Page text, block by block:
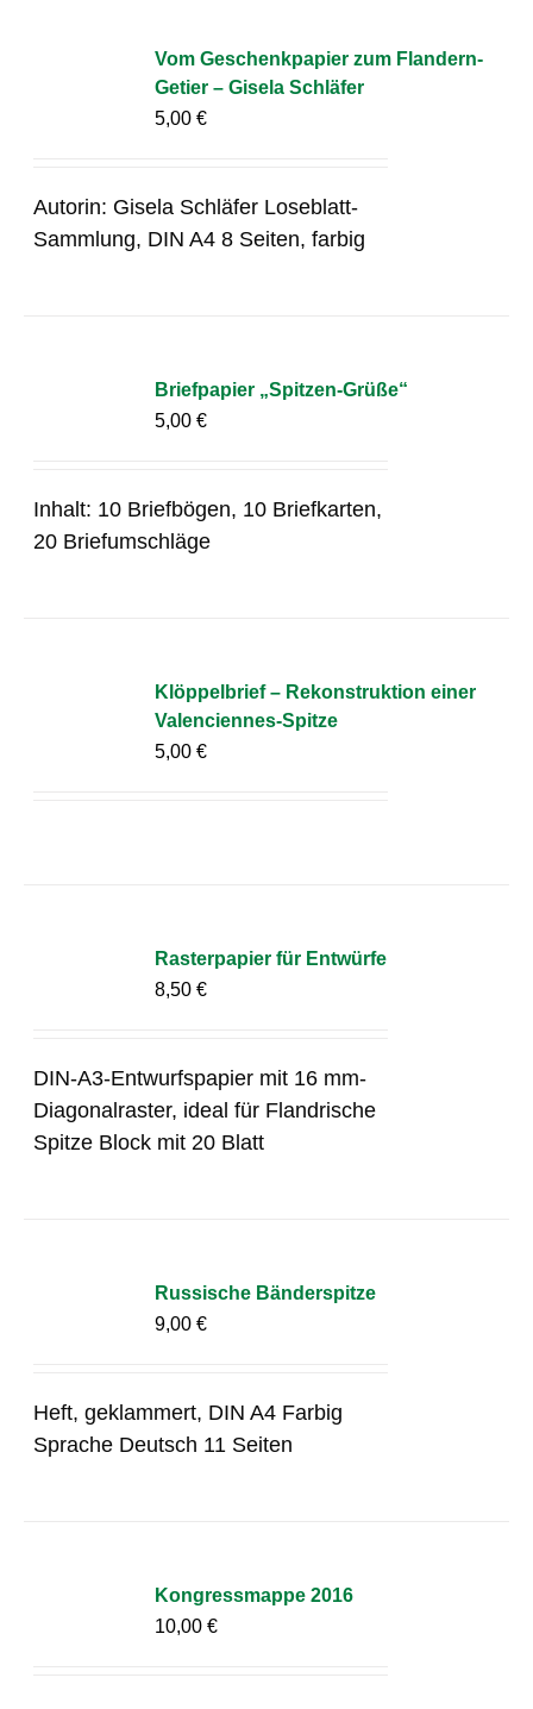
Vom Geschenkpapier zum Flandern-
Getier – Gisela Schläfer
5,00€
Autorin: Gisela Schläfer Loseblatt-
Sammlung, DIN A4 8 Seiten, farbig
Briefpapier „Spitzen-Grüße“
5,00€
Inhalt: 10 Briefbögen, 10 Briefkarten,
20 Briefumschläge
Klöppelbrief – Rekonstruktion einer
Valenciennes-Spitze
5,00€
Rasterpapier für Entwürfe
8,50€
DIN-A3-Entwurfspapier mit 16 mm-
Diagonalraster, ideal für Flandrische
Spitze Block mit 20 Blatt
Russische Bänderspitze
9,00€
Heft, geklammert, DIN A4 Farbig
Sprache Deutsch 11 Seiten
Kongressmappe 2016
10,00€